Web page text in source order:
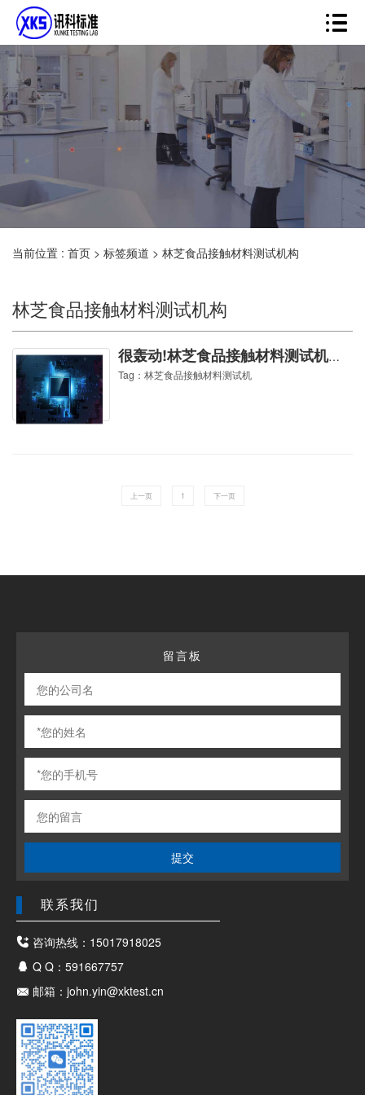
当前位置 : 首页 > 标签频道 > 林芝食品接触材料测试机构
林芝食品接触材料测试机构
很轰动!林芝食品接触材料测试机构您要了解的这里皆包含！
Tag：林芝食品接触材料测试机
上一页 1 下一页
留言板
提交
联系我们
咨询热线：15017918025
Q Q：591667757
邮箱：john.yin@xktest.cn